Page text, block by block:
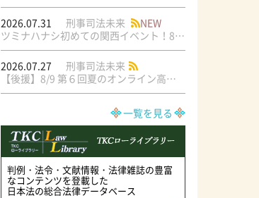
2026.07.31 刑事司法未来
NEW
ツミナハナシ初めての関西イベント！8/17（月）＠梅田ラテラル
2026.07.27
刑事司法未来
【後援】8/9 第６回夏のオンライン高校生文学模擬裁判交流大会
一覧を見る
判例・法令・文献情報・法律雑誌の豊富
なコンテンツを登載した
日本法の総合法律データベース